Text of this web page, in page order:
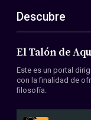
ES
EN
Acerca de
Miembros
Convenios
Descubre
El Talón de
Este es un portal
con la finalidad de
filosofía.